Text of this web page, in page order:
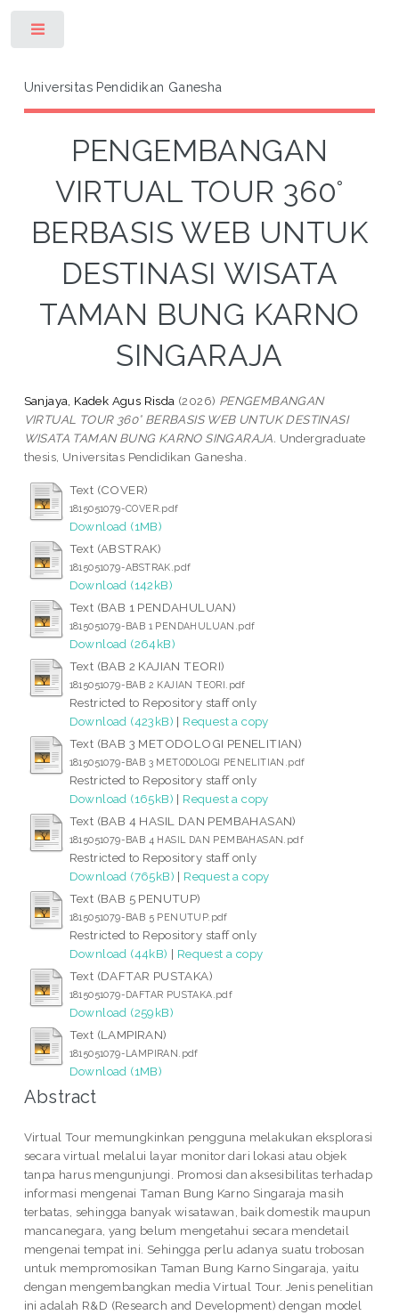
Universitas Pendidikan Ganesha
PENGEMBANGAN
VIRTUAL TOUR 360°
BERBASIS WEB UNTUK
DESTINASI WISATA
TAMAN BUNG KARNO
SINGARAJA
Sanjaya, Kadek Agus Risda (2026) PENGEMBANGAN
VIRTUAL TOUR 360° BERBASIS WEB UNTUK DESTINASI
WISATA TAMAN BUNG KARNO SINGARAJA. Undergraduate
thesis, Universitas Pendidikan Ganesha.
Text (COVER)
1815051079-COVER.pdf
Download (1MB)
Text (ABSTRAK)
1815051079-ABSTRAK.pdf
Download (142kB)
Text (BAB 1 PENDAHULUAN)
1815051079-BAB 1 PENDAHULUAN.pdf
Download (264kB)
Text (BAB 2 KAJIAN TEORI)
1815051079-BAB 2 KAJIAN TEORI.pdf
Restricted to Repository staff only
Download (423kB) | Request a copy
Text (BAB 3 METODOLOGI PENELITIAN)
1815051079-BAB 3 METODOLOGI PENELITIAN.pdf
Restricted to Repository staff only
Download (165kB) | Request a copy
Text (BAB 4 HASIL DAN PEMBAHASAN)
1815051079-BAB 4 HASIL DAN PEMBAHASAN.pdf
Restricted to Repository staff only
Download (765kB) | Request a copy
Text (BAB 5 PENUTUP)
1815051079-BAB 5 PENUTUP.pdf
Restricted to Repository staff only
Download (44kB) | Request a copy
Text (DAFTAR PUSTAKA)
1815051079-DAFTAR PUSTAKA.pdf
Download (259kB)
Text (LAMPIRAN)
1815051079-LAMPIRAN.pdf
Download (1MB)
Abstract
Virtual Tour memungkinkan pengguna melakukan eksplorasi
secara virtual melalui layar monitor dari lokasi atau objek
tanpa harus mengunjungi. Promosi dan aksesibilitas terhadap
informasi mengenai Taman Bung Karno Singaraja masih
terbatas, sehingga banyak wisatawan, baik domestik maupun
mancanegara, yang belum mengetahui secara mendetail
mengenai tempat ini. Sehingga perlu adanya suatu trobosan
untuk mempromosikan Taman Bung Karno Singaraja, yaitu
dengan mengembangkan media Virtual Tour. Jenis penelitian
ini adalah R&D (Research and Development) dengan model